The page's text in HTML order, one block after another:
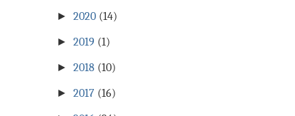
►2020 (14)
►2019 (1)
►2018 (10)
►2017 (16)